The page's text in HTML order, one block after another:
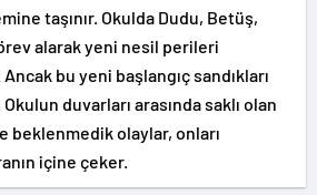
taşınır. Okulda Dudu, Betüş,
alarak yeni nesil perileri
bu yeni başlangıç sandıkları
duvarları arasında saklı olan
beklenmedik olaylar, onları
içine çeker.